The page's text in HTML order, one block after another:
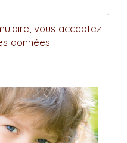
vous acceptez
données